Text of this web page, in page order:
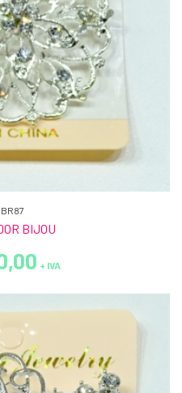
BR87
BIJOU
+ IVA